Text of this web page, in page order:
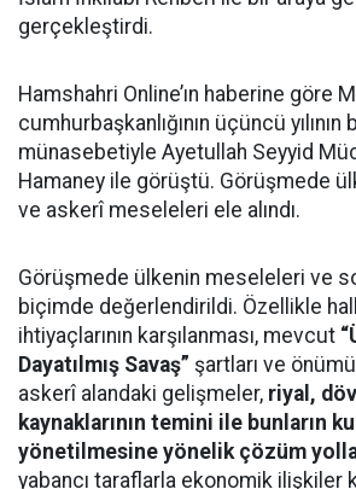
gerçekleştirdi.
Hamshahri Online’ın haberine göre
cumhurbaşkanlığının üçüncü yılının
münasebetiyle Ayetullah Seyyid
Hamaney ile görüştü. Görüşmede
ve askerî meseleleri ele alındı.
Görüşmede ülkenin meseleleri ve
biçimde değerlendirildi. Özellikle
ihtiyaçlarının karşılanması, mevcut
Dayatılmış Savaş” şartları ve
askerî alandaki gelişmeler, riyal,
kaynaklarının temini ile bunların
yönetilmesine yönelik çözüm
yabancı taraflarla ekonomik ilişkiler